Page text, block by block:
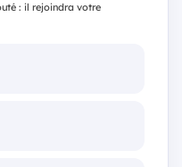
: il rejoindra votre